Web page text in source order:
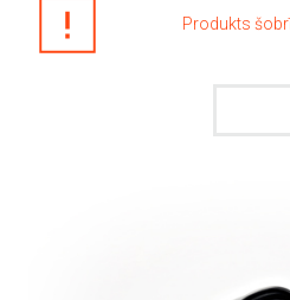
Produkts